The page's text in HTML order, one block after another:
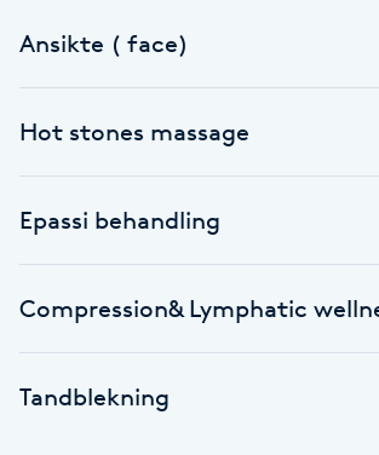
Fransförlängning Megavolym
Fransk manikyr
Frekvensterapi
Friskvård
Ansikte ( face)
Hot stones massage
Epassi behandling
Compression& Lymphatic
Tandblekning